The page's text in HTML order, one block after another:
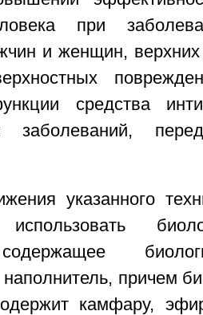
при
и женщин,
средства
заболеваний,
указанного
причем
камфару,